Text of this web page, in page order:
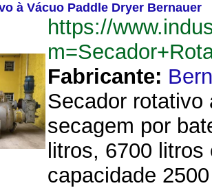
à Vácuo Paddle Dryer Bernauer
https://
Fabricante:
Secador rotativo
secagem por
litros, 6700
capacidade